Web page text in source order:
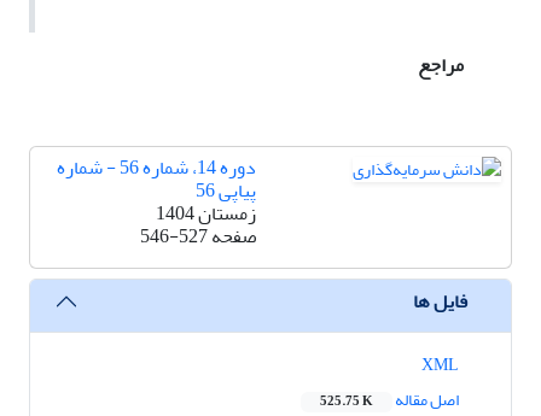
مراجع
دوره 14، شماره 56 - شماره
پیاپی 56
زمستان 1404
صفحه546-527
فایل ها
اصل مقاله
525.75 K